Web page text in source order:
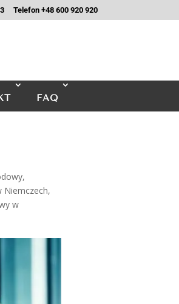
Telefon +48 600 920 920
FAQ
,
Niemczech,
w